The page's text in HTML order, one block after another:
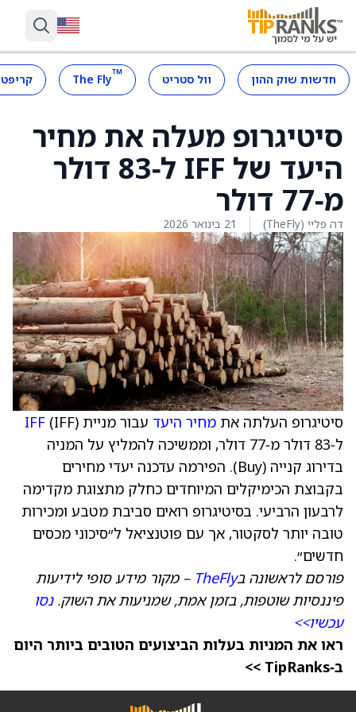
חדשות שוק ההון וול סטריט ™
The Fly
סיטיגרופ מעלה את מחיר
היעד של IFF ל‑83 דולר
מ‑77 דולר
דה פליי (TheFly) 21 בינואר 2026
סיטיגרופ העלתה את מחיר היעד עבור מניית IFF (IFF)
ל‑83 דולר מ‑77 דולר, וממשיכה להמליץ על המניה
בדירוג קנייה (Buy). הפירמה עדכנה יעדי מחירים
בקבוצת הכימיקלים המיוחדים כחלק מתצוגת מקדימה
לרבעון הרביעי. בסיטיגרופ רואים סביבת מטבע ומכירות
טובה יותר לסקטור, אך עם פוטנציאל ל״סיכוני מכסים
חדשים״.
פורסם לראשונה בTheFly – מקור מידע סופי לידיעות
פיננסיות שוטפות, בזמן אמת, שמניעות את השוק.נסו
עכשיו>>
ראו את המניות בעלות הביצועים הטובים ביותר היום
ב‑TipRanks >>